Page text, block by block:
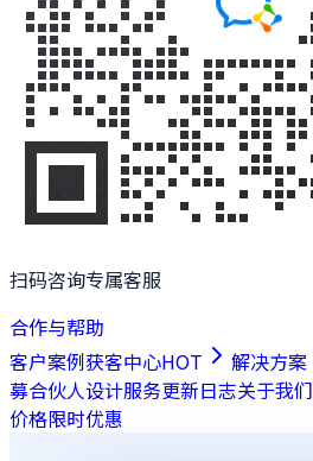
扫码咨询专属客服
合作与帮助
客户案例获客中心HOT 解决方案
募合伙人设计服务更新日志关于我们
价格限时优惠